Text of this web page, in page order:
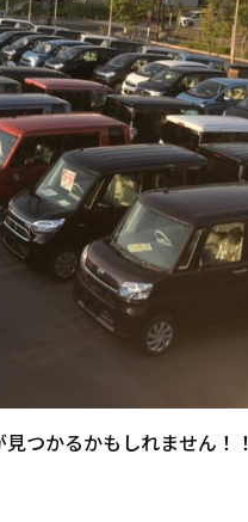
つかるかもしれません！！